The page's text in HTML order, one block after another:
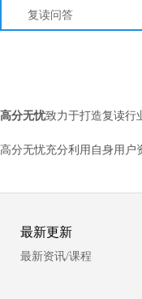
复读问答
高分无忧致力于打造复读行
高分无忧充分利用自身用户
最新更新
最新资讯/课程